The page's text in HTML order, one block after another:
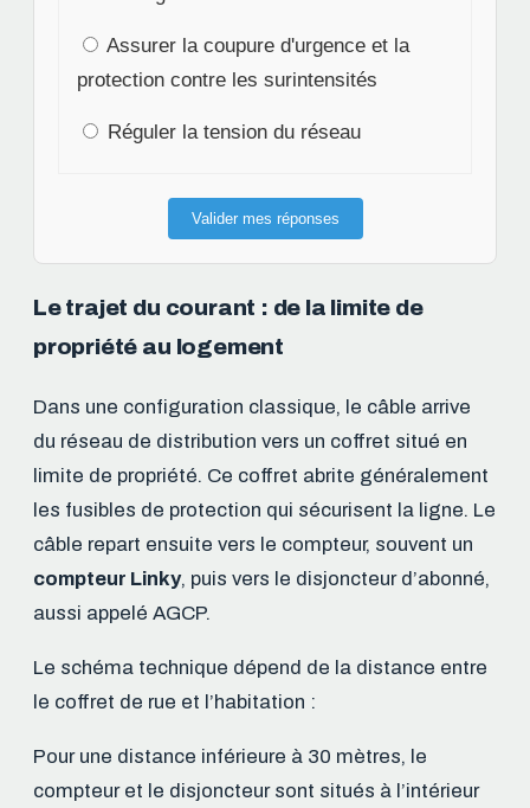
Assurer la coupure d'urgence et la
protection contre les surintensités
Réguler la tension du réseau
Valider mes réponses
Le trajet du courant : de la limite de
propriété au logement
Dans une configuration classique, le câble arrive
du réseau de distribution vers un coffret situé en
limite de propriété. Ce coffret abrite généralement
les fusibles de protection qui sécurisent la ligne. Le
câble repart ensuite vers le compteur, souvent un
compteur Linky, puis vers le disjoncteur d’abonné,
aussi appelé AGCP.
Le schéma technique dépend de la distance entre
le coffret de rue et l’habitation :
Pour une distance inférieure à 30 mètres, le
compteur et le disjoncteur sont situés à l’intérieur